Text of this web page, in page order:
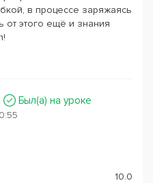
в процессе заряжаясь
от этого ещё и знания
Был(a) на уроке
10.0